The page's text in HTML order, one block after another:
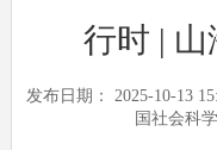
行时 |
发布日期： 2025-10-13
国社会科